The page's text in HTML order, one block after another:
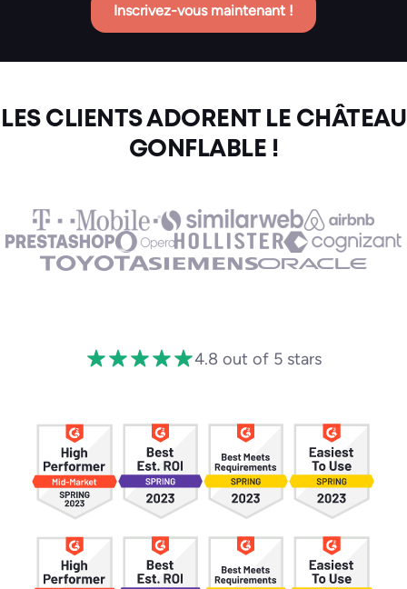
Inscrivez-vous maintenant !
LES CLIENTS ADORENT LE CHÂTEAU
GONFLABLE !
4.8 out of 5 stars